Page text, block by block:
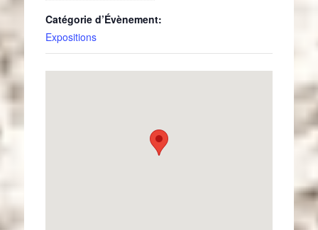
Catégorie d’Évènement:
Expositions